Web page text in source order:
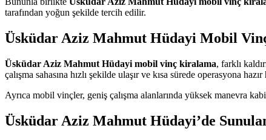
tarafından yoğun şekilde tercih edilir.
Üsküdar Aziz Mahmut Hüdayi Mobil
Üsküdar Aziz Mahmut Hüdayi mobil vinç kiralama, farklı
çalışma sahasına hızlı şekilde ulaşır ve kısa sürede operasyona
Ayrıca mobil vinçler, geniş çalışma alanlarında yüksek manevra
Üsküdar Aziz Mahmut Hüdayi’de